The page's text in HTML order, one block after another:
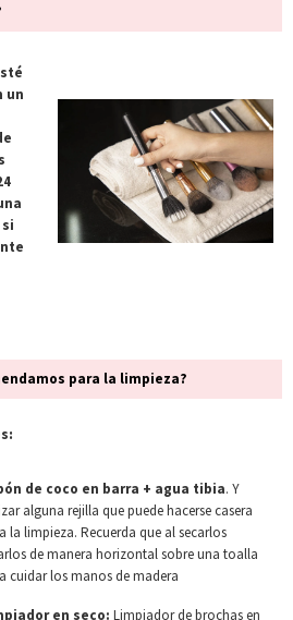
un
para la limpieza?
de coco en barra + agua tibia. Y
alguna rejilla que puede hacerse casera
la limpieza. Recuerda que al secarlos
de manera horizontal sobre una toalla
cuidar los manos de madera
en seco: Limpiador de brochas en